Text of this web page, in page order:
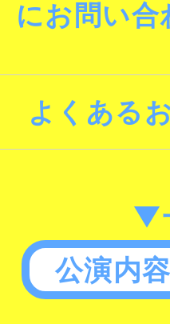
にお問い
よくある
▼
公演内